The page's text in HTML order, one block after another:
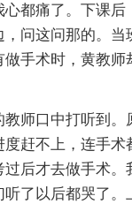
都痛了。下课后
问这问那的。当
手术时，黄教师
教师口中打听到。
度赶不上，连手术
后才去做手术。
了以后都哭了。